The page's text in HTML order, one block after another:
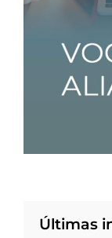
Últimas